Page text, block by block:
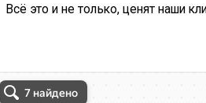
Всё это и не только, ценят наши